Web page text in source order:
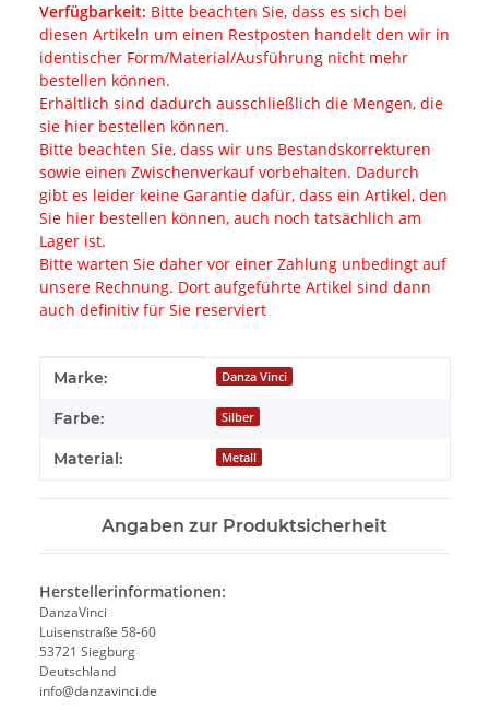
Verfügbarkeit: Bitte beachten Sie, dass es sich bei
diesen Artikeln um einen Restposten handelt den wir in
identischer Form/Material/Ausführung nicht mehr
bestellen können.
Erhältlich sind dadurch ausschließlich die Mengen, die
sie hier bestellen können.
Bitte beachten Sie, dass wir uns Bestandskorrekturen
sowie einen Zwischenverkauf vorbehalten. Dadurch
gibt es leider keine Garantie dafür, dass ein Artikel, den
Sie hier bestellen können, auch noch tatsächlich am
Lager ist.
Bitte warten Sie daher vor einer Zahlung unbedingt auf
unsere Rechnung. Dort aufgeführte Artikel sind dann
auch definitiv für Sie reserviert
Produkteigenschaft
Wert
Marke: Danza Vinci
Farbe: Silber
Material: Metall
Angaben zur Produktsicherheit
Herstellerinformationen:
DanzaVinci
Luisenstraße 58-60
53721 Siegburg
Deutschland
info@danzavinci.de